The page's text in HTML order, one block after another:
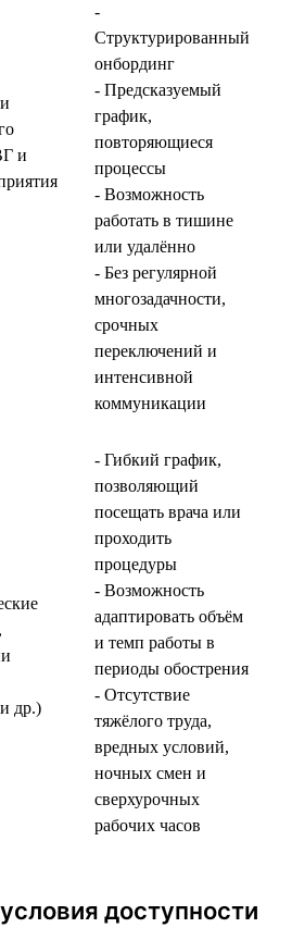
и
-
Структурированный
онбординг
- Предсказуемый
график,
повторяющиеся
процессы
- Возможность
работать в тишине
или удалённо
- Без регулярной
многозадачности,
срочных
переключений и
интенсивной
коммуникации
др.)
- Гибкий график,
позволяющий
посещать врача или
проходить
процедуры
- Возможность
адаптировать объём
и темп работы в
периоды обострения
- Отсутствие
тяжёлого труда,
вредных условий,
ночных смен и
сверхурочных
рабочих часов
доступности